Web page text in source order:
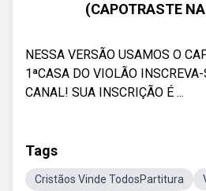
(CAPOTRASTE
NESSA VERSÃO USAMOS O
1ªCASA DO VIOLÃO
CANAL! SUA INSCRIÇÃO É ...
Tags
Cristãos Vinde TodosPartitura